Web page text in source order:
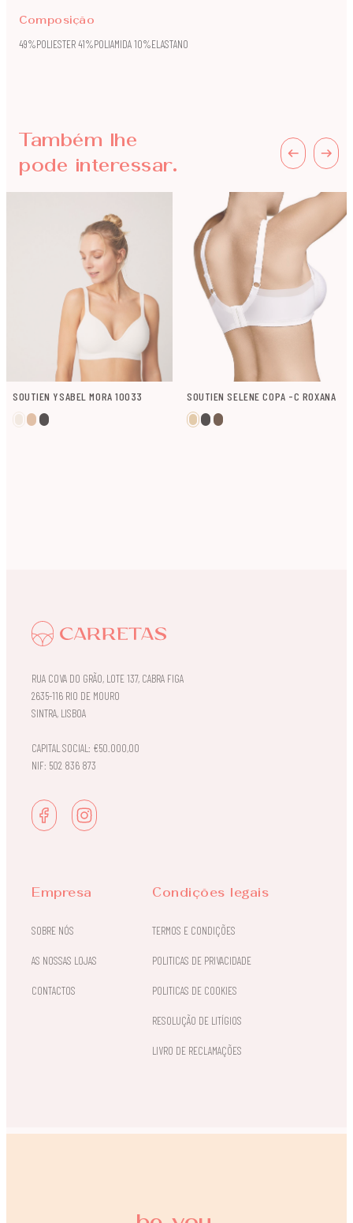
Composição
49%POLIESTER 41%POLIAMIDA 10%ELASTANO
Também lhe
pode interessar.
SOUTIEN YSABEL MORA 10033 SOUTIEN SELENE COPA -C ROXANA
RUA COVA DO GRÃO, LOTE 137, CABRA FIGA
2635-116 RIO DE MOURO
SINTRA, LISBOA
CAPITAL SOCIAL: €50.000,00
NIF: 502 836 873
Empresa
SOBRE NÓS
AS NOSSAS LOJAS
CONTACTOS
Condições legais
TERMOS E CONDIÇÕES
POLITICAS DE PRIVACIDADE
POLITICAS DE COOKIES
RESOLUÇÃO DE LITÍGIOS
LIVRO DE RECLAMAÇÕES